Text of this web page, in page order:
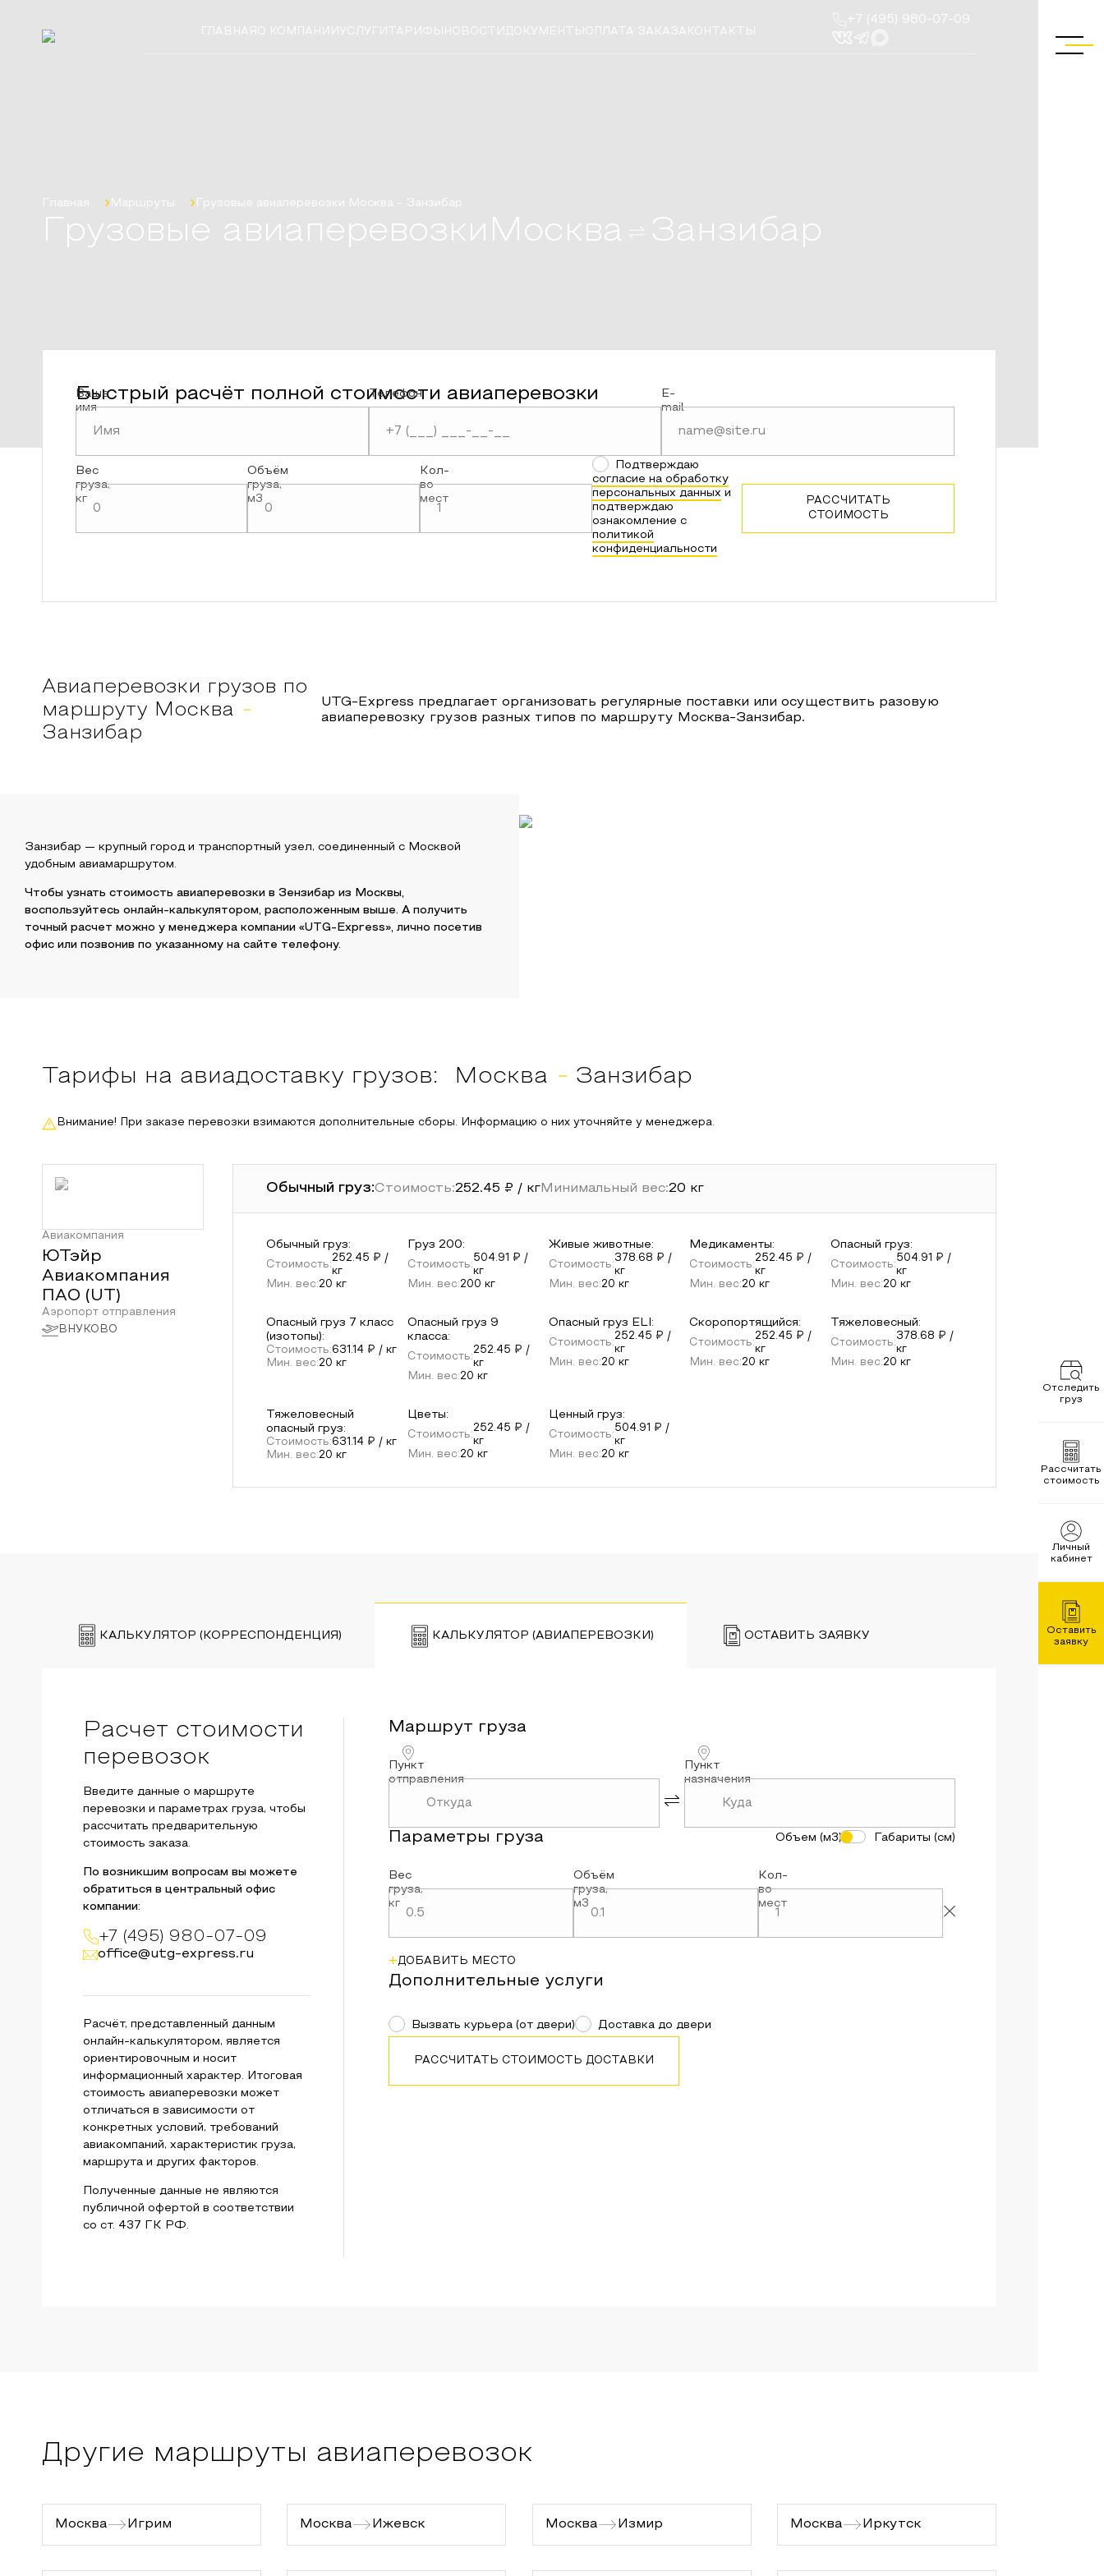
Отследить
груз
Рассчитать
стоимость
Личный
кабинет
Оставить
заявку
ГЛАВНАЯ О КОМПАНИИ УСЛУГИ ТАРИФЫ НОВОСТИ ДОКУМЕНТЫ ОПЛАТА ЗАКАЗА КОНТАКТЫ
+7 (495) 980-07-09
Главная Маршруты Грузовые авиаперевозки Москва - Занзибар
Грузовые авиаперевозки Москва Занзибар
Быстрый расчёт полной стоимости авиаперевозки
Ваше
имя
Телефон
E-
mail
Вес
груза,
кг
Объём
груза,
м3
Кол-
во
мест
Подтверждаю
согласие на обработку
персональных данных и
подтверждаю
ознакомление с
политикой
конфиденциальности
РАССЧИТАТЬ
СТОИМОСТЬ
Авиаперевозки грузов по
маршруту Москва -
Занзибар
UTG-Express предлагает организовать регулярные поставки или осуществить разовую
авиаперевозку грузов разных типов по маршруту
Москва-Занзибар.
Занзибар — крупный город и транспортный узел, соединенный с Москвой
удобным авиамаршрутом.
Чтобы узнать стоимость авиаперевозки в Зензибар из Москвы,
воспользуйтесь онлайн-калькулятором, расположенным выше. А получить
точный расчет можно у менеджера компании «UTG-Express», лично посетив
офис или позвонив по указанному на сайте телефону.
Тарифы на авиадоставку грузов: Москва - Занзибар
Внимание! При заказе перевозки взимаются дополнительные сборы. Информацию о них уточняйте у менеджера.
Авиакомпания
ЮТэйр
Авиакомпания
ПАО ( UT )
Аэропорт отправления
ВНУКОВО
Обычный груз:Стоимость:252.45 ₽ / кг Минимальный вес:20 кг
Обычный груз:
Стоимость:
252.45 ₽ /
кг
Мин. вес:20 кг
Груз 200:
Стоимость:
504.91
₽ /
кг
Мин. вес:200 кг
Живые животные:
Стоимость:
378.68 ₽ /
кг
Мин. вес:20 кг
Медикаменты:
Стоимость:
252.45 ₽ /
кг
Мин. вес:20 кг
Опасный груз:
Стоимость:
504.91
₽ /
кг
Мин. вес:20 кг
Опасный груз 7 класс
(изотопы):
Стоимость:631.14 ₽ / кг
Мин. вес:20 кг
Опасный груз 9
класса:
Стоимость:
252.45 ₽ /
кг
Мин. вес:20 кг
Опасный груз ELI :
Стоимость:
252.45 ₽ /
кг
Мин. вес:20 кг
Скоропортящийся:
Стоимость:
252.45 ₽ /
кг
Мин. вес:20 кг
Тяжеловесный:
Стоимость:
378.68 ₽ /
кг
Мин. вес:20 кг
Тяжеловесный
опасный груз:
Стоимость:631.14 ₽ / кг
Мин. вес:20 кг
Цветы:
Стоимость:
252.45 ₽ /
кг
Мин. вес:20 кг
Ценный груз:
Стоимость:
504.91
₽ /
кг
Мин. вес:20 кг
КАЛЬКУЛЯТОР (КОРРЕСПОНДЕНЦИЯ) КАЛЬКУЛЯТОР (АВИАПЕРЕВОЗКИ) ОСТАВИТЬ ЗАЯВКУ
Расчет стоимости
перевозок
Введите данные о маршруте
перевозки и параметрах груза, чтобы
рассчитать предварительную
стоимость заказа.
По возникшим вопросам вы можете
обратиться в центральный офис
компании:
+7 (495) 980-07-09
office@utg-express.ru
Расчёт, представленный данным
онлайн-калькулятором, является
ориентировочным и носит
информационный характер. Итоговая
стоимость авиаперевозки может
отличаться в зависимости от
конкретных условий, требований
авиакомпаний, характеристик груза,
маршрута и других факторов.
Полученные данные не являются
публичной офертой в соответствии
со ст. 437 ГК РФ.
Маршрут груза
Пункт
отправления
Пункт
назначения
Параметры груза Объем (м3) Габариты (см)
Вес
груза,
кг
Объём
груза,
м3
Кол-
во
мест
+ДОБАВИТЬ МЕСТО
Дополнительные услуги
Вызвать курьера (от двери) Доставка до двери
РАССЧИТАТЬ СТОИМОСТЬ ДОСТАВКИ
Другие маршруты авиаперевозок
Москва Игрим Москва Ижевск Москва Измир Москва Иркутск